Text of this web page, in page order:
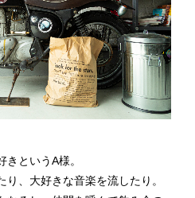
というA様。
り、大好きな音楽を流したり。